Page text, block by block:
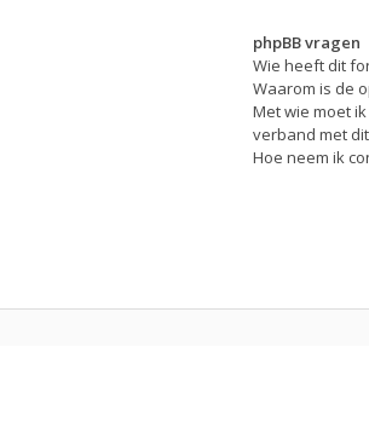
phpBB vragen
Wie heeft dit
Waarom is de
Met wie moet
verband met
Hoe neem ik